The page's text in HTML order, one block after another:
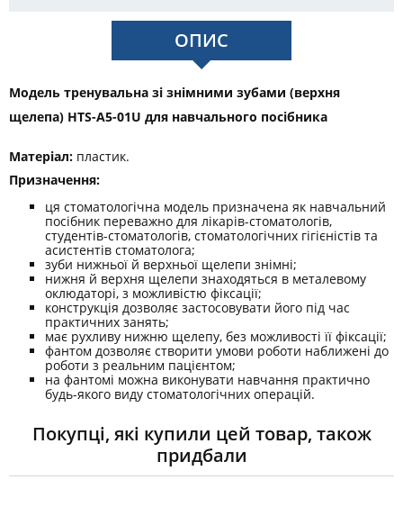
ОПИС
Модель тренувальна зі знімними зубами (верхня
щелепа) HTS-A5-01U для навчального посібника
Матеріал: пластик.
Призначення:
ця стоматологічна модель призначена як навчальний
посібник переважно для лікарів-стоматологів,
студентів-стоматологів, стоматологічних гігієністів та
асистентів стоматолога;
зуби нижньої й верхньої щелепи знімні;
нижня й верхня щелепи знаходяться в металевому
оклюдаторі, з можливістю фіксації;
конструкція дозволяє застосовувати його під час
практичних занять;
має рухливу нижню щелепу, без можливості ​​її фіксації;
фантом дозволяє створити умови роботи наближені до
роботи з реальним пацієнтом;
на фантомі можна виконувати навчання практично
будь-якого виду стоматологічних операцій.
Покупці, які купили цей товар, також
придбали